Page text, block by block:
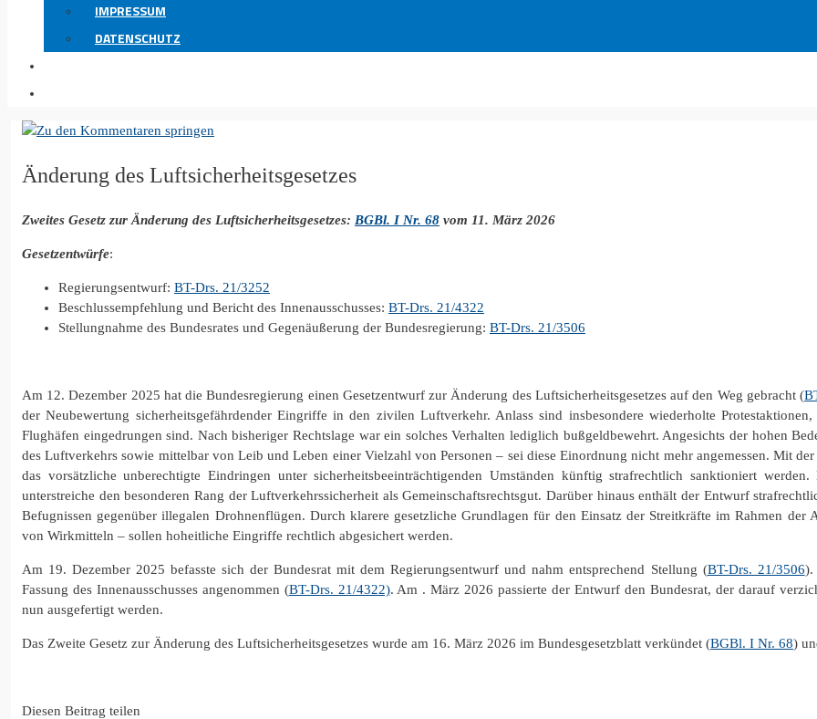
IMPRESSUM
DATENSCHUTZ
Änderung des Luftsicherheitsgesetzes
Zweites Gesetz zur Änderung des Luftsicherheitsgesetzes: BGBl. I Nr. 68 vom 11. März 2026
Gesetzentwürfe:
Regierungsentwurf: BT-Drs. 21/3252
Beschlussempfehlung und Bericht des Innenausschusses: BT-Drs. 21/4322
Stellungnahme des Bundesrates und Gegenäußerung der Bundesregierung: BT-Drs. 21/3506
Am 12. Dezember 2025 hat die Bundesregierung einen Gesetzentwurf zur Änderung des Luftsicherheitsgesetzes auf den Weg gebracht (
der Neubewertung sicherheitsgefährdender Eingriffe in den zivilen Luftverkehr. Anlass sind insbesondere wiederholte
Flughäfen eingedrungen sind. Nach bisheriger Rechtslage war ein solches Verhalten lediglich bußgeldbewehrt. Angesichts der hohen
des Luftverkehrs sowie mittelbar von Leib und Leben einer Vielzahl von Personen – sei diese Einordnung nicht mehr angemessen. Mit
das vorsätzliche unberechtigte Eindringen unter sicherheitsbeeinträchtigenden Umständen künftig strafrechtlich sanktioniert
unterstreiche den besonderen Rang der Luftverkehrssicherheit als Gemeinschaftsrechtsgut. Darüber hinaus enthält der Entwurf
Befugnissen gegenüber illegalen Drohnenflügen. Durch klarere gesetzliche Grundlagen für den Einsatz der Streitkräfte im Rahmen
von Wirkmitteln – sollen hoheitliche Eingriffe rechtlich abgesichert werden.
Am 19. Dezember 2025 befasste sich der Bundesrat mit dem Regierungsentwurf und nahm entsprechend Stellung (BT-Drs. 21/3506).
Fassung des Innenausschusses angenommen (BT-Drs. 21/4322). Am . März 2026 passierte der Entwurf den Bundesrat, der darauf
nun ausgefertigt werden.
Das Zweite Gesetz zur Änderung des Luftsicherheitsgesetzes wurde am 16. März 2026 im Bundesgesetzblatt verkündet (BGBl. I Nr. 68)
Diesen Beitrag teilen